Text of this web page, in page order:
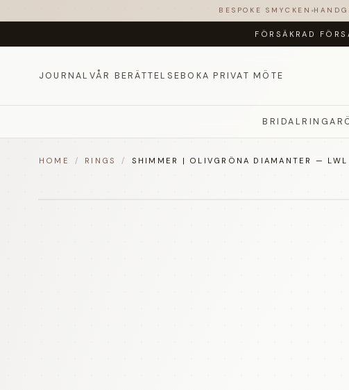
BESPOKE SMYCKEN
FÖRSÄKRAD
JOURNAL VÅR BERÄTTELSEBOKA PRIVAT MÖTE
BRIDALRINGAR
HOME / RINGS / SHIMMER | OLIVGRÖNA DIAMANTER — LWL